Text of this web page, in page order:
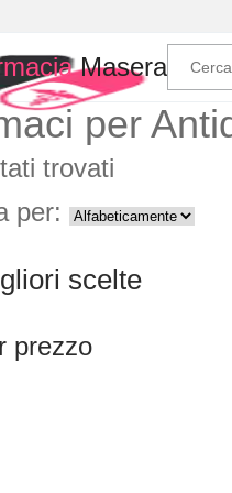
Masera
per
trovati
per:
scelte
prezzo